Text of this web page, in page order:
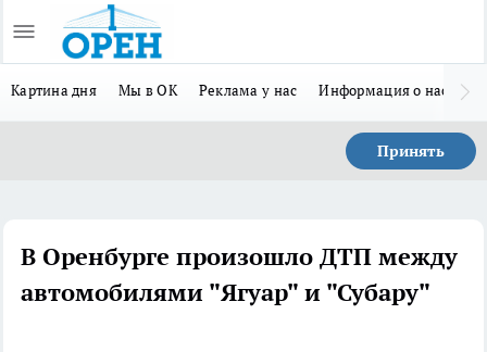
Картина дня Мы в ОК Реклама у нас Информация о нас
Принять
В Оренбурге произошло ДТП между
автомобилями "Ягуар" и "Субару"